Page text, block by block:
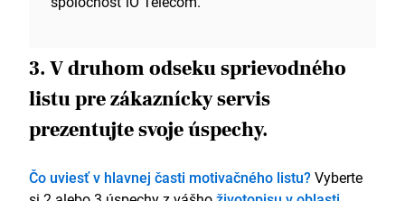
3. V druhom odseku sprievodného
listu pre zákaznícky servis
prezentujte svoje úspechy.
Čo uviesť v hlavnej časti motivačného listu?Vyberte